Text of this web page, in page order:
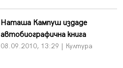
Наташа Кампуш издаде
автобиографична книга
08.09.2010, 13:29 | Култура